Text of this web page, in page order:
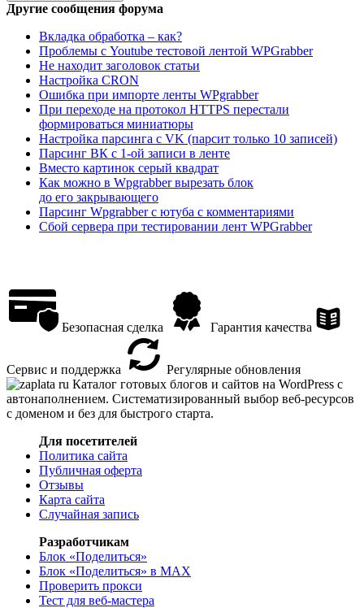
Другие сообщения форума
Вкладка обработка – как?
Проблемы с Youtube тестовой лентой WPGrabber
Не находит заголовок статьи
Настройка CRON
Ошибка при импорте ленты WPgrabber
При переходе на протокол HTTPS перестали
формироваться миниатюры
Настройка парсинга с VK (парсит только 10 записей)
Парсинг ВК с 1-ой записи в ленте
Вместо картинок серый квадрат
Как можно в Wpgrabber вырезать блок
до его закрывающего
Парсинг Wpgrabber с ютуба с комментариями
Сбой сервера при тестировании лент WPGrabber
Безопасная сделка Гарантия качества
Сервис и поддержка
Регулярные обновления
Каталог готовых блогов и сайтов на WordPress с
автонаполнением. Систематизированный выбор веб-ресурсов
с доменом и без для быстрого старта.
Для посетителей
Политика сайта
Публичная оферта
Отзывы
Карта сайта
Случайная запись
Разработчикам
Блок «Поделиться»
Блок «Поделиться» в MAX
Проверить прокси
Тест для веб-мастера